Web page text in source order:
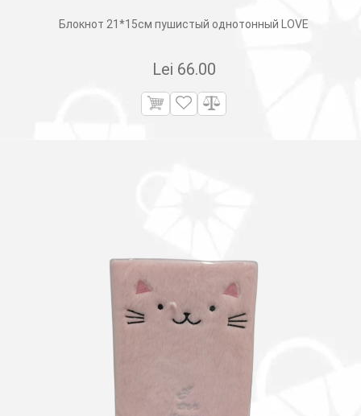
Блокнот 21*15см пушистый однотонный LOVE
Lei 66.00